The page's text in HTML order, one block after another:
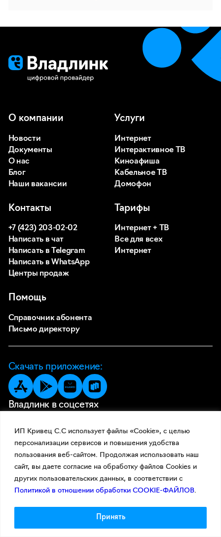
ИП Кривец С.С использует файлы «Cookie», с целью
персонализации сервисов и повышения удобства
пользования веб-сайтом. Продолжая использовать наш
сайт, вы даете согласие на обработку файлов Cookies и
других пользовательских данных, в соответствии с
Политикой в отношении обработки COOKIE-ФАЙЛОВ.
Принять
О компании
Новости
Документы
О нас
Блог
Наши вакансии
Услуги
Интернет
Интерактивное ТВ
Киноафиша
Кабельное ТВ
Домофон
Помощь
Справочник абонента
Письмо директору
Тарифы
Интернет + ТВ
Все для всех
Интернет
Контакты
+7 (423) 203-02-02
Написать в чат
Написать в Telegram
Написать в WhatsApp
Центры продаж
Скачать приложение:
Владлинк в соцсетях
Документы
Франшиза
Вход в видеонаблюдение